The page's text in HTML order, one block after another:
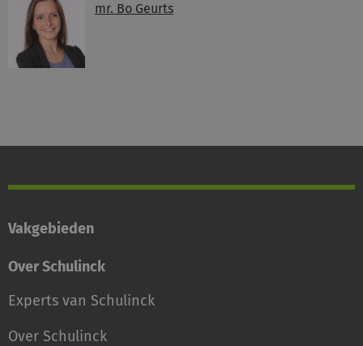
mr. Bo Geurts
Vakgebieden
Over Schulinck
Experts van Schulinck
Over Schulinck